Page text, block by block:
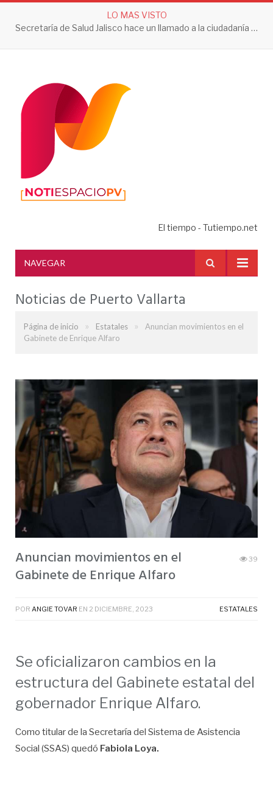
LO MAS VISTO
Secretaría de Salud Jalisco hace un llamado a la ciudadanía a tomar acciones contra el dengue en esta temporada de lluvias
El tiempo - Tutiempo.net
NAVEGAR
Noticias de Puerto Vallarta
Página de inicio » Estatales »
Anuncian movimientos en el
Gabinete de Enrique Alfaro
Anuncian movimientos en el
Gabinete de Enrique Alfaro
39
POR ANGIE TOVAR EN 2 DICIEMBRE, 2023 ESTATALES
Se oficializaron cambios en la
estructura del Gabinete estatal del
gobernador Enrique Alfaro.
Como titular de la Secretaría del Sistema de Asistencia
Social (SSAS) quedó Fabiola Loya.